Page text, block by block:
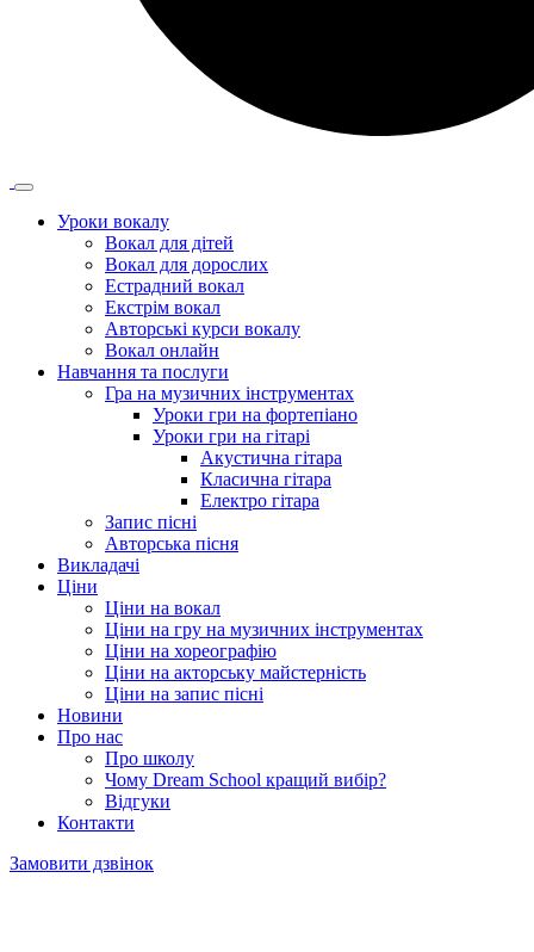
Уроки вокалу
Вокал для дітей
Вокал для дорослих
Естрадний вокал
Екстрім вокал
Авторські курси вокалу
Вокал онлайн
Навчання та послуги
Гра на музичних інструментах
Уроки гри на фортепіано
Уроки гри на гітарі
Акустична гітара
Класична гітара
Електро гітара
Запис пісні
Авторська пісня
Викладачі
Ціни
Цiни на вокал
Цiни на гру на музичних інструментах
Ціни на хореографію
Цiни на акторську майстерність
Цiни на запис пісні
Новини
Про нас
Про школу
Чому Dream School кращий вибір?
Відгуки
Контакти
Замовити дзвiнок